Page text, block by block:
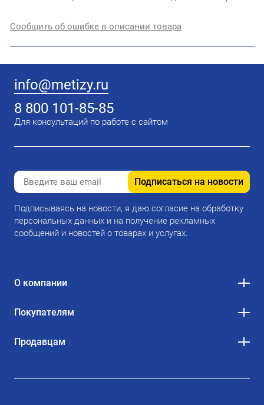
Сообщить об ошибке в описании товара
info@metizy.ru
8 800 101-85-85
Для консультаций по работе с сайтом
Подписаться на новости
Подписываясь на новости, я даю согласие на обработку
персональных данных и на получение рекламных
сообщений и новостей о товарах и услугах.
О компании
Покупателям
Продавцам